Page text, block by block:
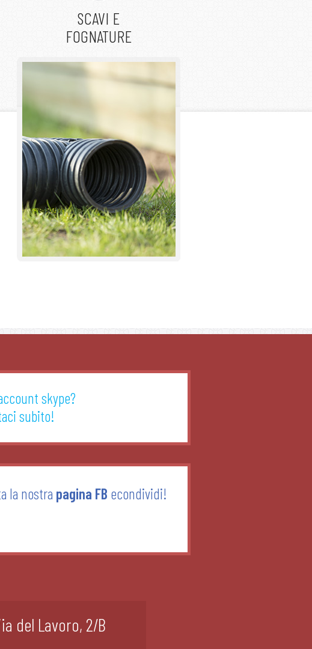
SCAVI E
FOGNATURE
skype?
subito!
la nostra pagina FB econdividi!
del Lavoro, 2/B